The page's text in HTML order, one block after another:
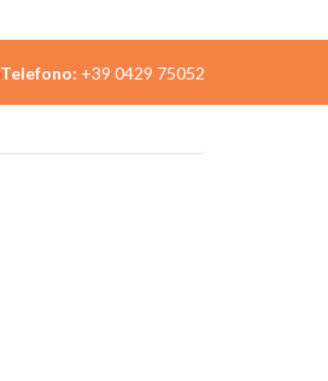
Telefono: +39 0429 75052